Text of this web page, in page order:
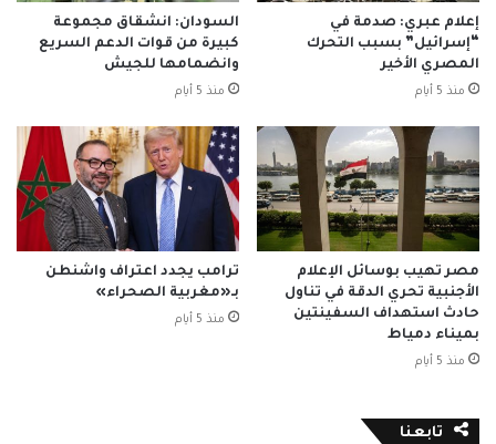
إعلام عبري: صدمة في
“إسرائيل” بسبب التحرك
المصري الأخير
منذ 5 أيام
السودان: انشقاق مجموعة
كبيرة من قوات الدعم السريع
وانضمامها للجيش
منذ 5 أيام
مصر تهيب بوسائل الإعلام
الأجنبية تحري الدقة في تناول
حادث استهداف السفينتين
بميناء دمياط
منذ 5 أيام
ترامب يجدد اعتراف واشنطن
بـ«مغربية الصحراء»
منذ 5 أيام
تابعنا